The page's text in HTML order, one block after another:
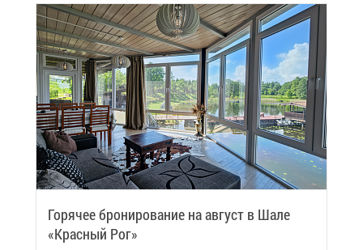
Го­ря­чее бро­ни­ро­ва­ние на ав­густ в Ша­ле
«Крас­ный Рог»